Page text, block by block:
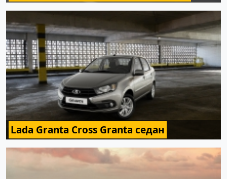
Lada Granta Cross Granta седан